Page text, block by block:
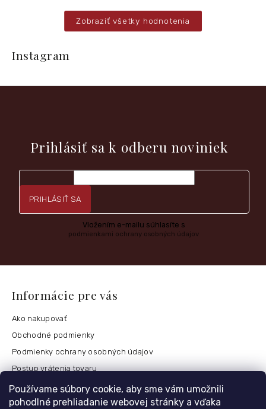
Používame súbory cookie, aby sme vám umožnili
pohodlné prehliadanie webovej stránky a vďaka
Zobraziť všetky hodnotenia
t
Instagram
Prihlásiť sa k odberu noviniek
PRIHLÁSIŤ SA
Vložením e-mailu súhlasíte s
podmienkami ochrany osobných údajov
Informácie pre vás
Ako nakupovať
Obchodné podmienky
Podmienky ochrany osobných údajov
Postup vrátenia tovaru
Česko